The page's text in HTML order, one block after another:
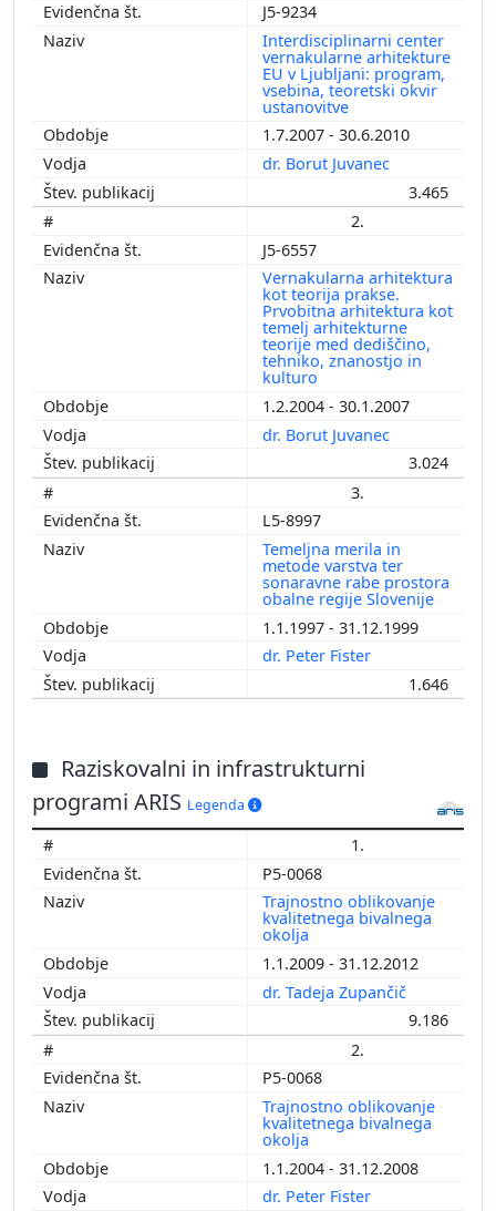
J5-9234
Interdisciplinarni center
vernakularne arhitekture
EU v Ljubljani: program,
vsebina, teoretski okvir
ustanovitve
1.7.2007 - 30.6.2010
dr. Borut Juvanec
3.465
2.
J5-6557
Vernakularna arhitektura
kot teorija prakse.
Prvobitna arhitektura kot
temelj arhitekturne
teorije med dediščino,
tehniko, znanostjo in
kulturo
1.2.2004 - 30.1.2007
dr. Borut Juvanec
3.024
3.
L5-8997
Temeljna merila in
metode varstva ter
sonaravne rabe prostora
obalne regije Slovenije
1.1.1997 - 31.12.1999
dr. Peter Fister
1.646
Raziskovalni in infrastrukturni
programi ARIS Legenda
1.
P5-0068
Trajnostno oblikovanje
kvalitetnega bivalnega
okolja
1.1.2009 - 31.12.2012
dr. Tadeja Zupančič
9.186
2.
P5-0068
Trajnostno oblikovanje
kvalitetnega bivalnega
okolja
1.1.2004 - 31.12.2008
dr. Peter Fister